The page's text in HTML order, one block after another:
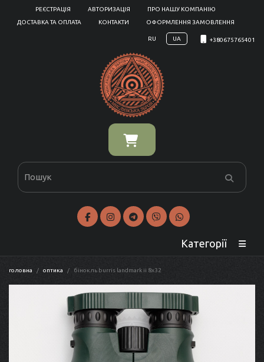
РЕЄСТРАЦІЯ АВТОРИЗАЦІЯ
ПРО НАШУ КОМПАНІЮ
ДОСТАВКА ТА ОПЛАТА
КОНТАКТИ ОФОРМЛЕННЯ ЗАМОВЛЕННЯ
RU UA +380675765401
Категорії
головна оптика бінокль burris landmark ii 8x32